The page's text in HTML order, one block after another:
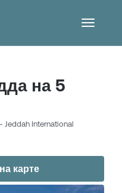
на 5
Jeddah International
карте